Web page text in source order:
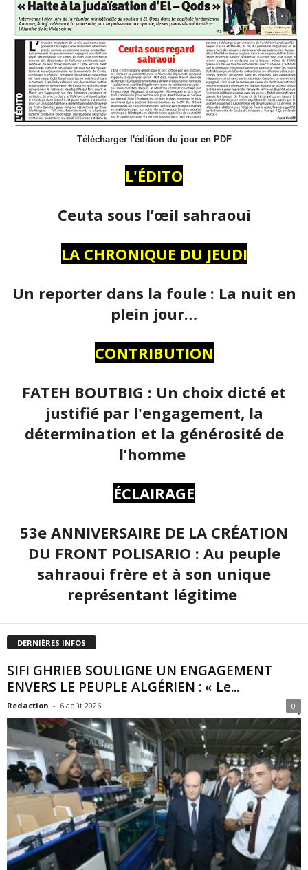
Télécharger l'édition du jour en PDF
L'ÉDITO
Ceuta sous l’œil sahraoui
LA CHRONIQUE DU JEUDI
Un reporter dans la foule : La nuit en
plein jour…
CONTRIBUTION
FATEH BOUTBIG : Un choix dicté et
justifié par l'engagement, la
détermination et la générosité de
l’homme
ÉCLAIRAGE
53e ANNIVERSAIRE DE LA CRÉATION
DU FRONT POLISARIO : Au peuple
sahraoui frère et à son unique
représentant légitime
DERNIÈRES INFOS
SIFI GHRIEB SOULIGNE UN ENGAGEMENT
ENVERS LE PEUPLE ALGÉRIEN : « Le...
Redaction - 6 août 2026 0